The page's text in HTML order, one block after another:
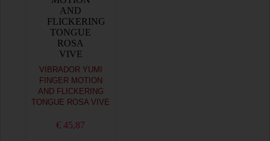
VIBRADOR YUMI
FINGER MOTION
AND FLICKERING
TONGUE ROSA VIVE
€ 45,87